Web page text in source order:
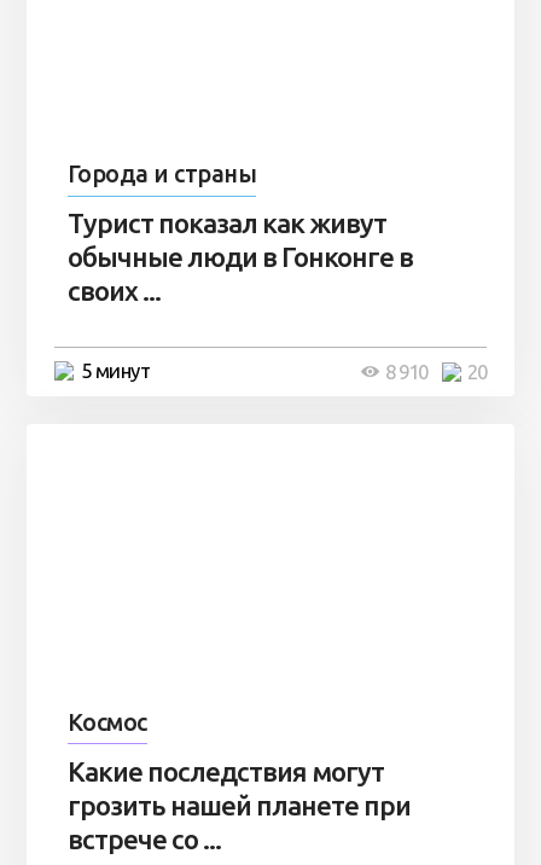
Города и страны
Турист показал как живут
обычные люди в Гонконге в
своих ...
5 минут 20
8 910
Космос
Какие последствия могут
грозить нашей планете при
встрече со ...